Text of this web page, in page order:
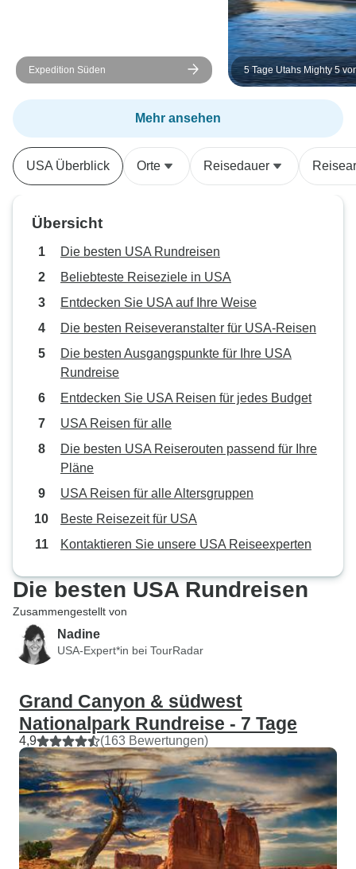
einem unvergesslichen Erlebnis
machen.
Dank für diese
Erfahrung.
Expedition Süden
5 Tage Utahs Mighty 5
Vegas aus
Mehr ansehen
USA Überblick Orte Reisedauer
Übersicht
Die besten USA Rundreisen
Beliebteste Reiseziele in USA
Entdecken Sie USA auf Ihre Weise
Die besten Reiseveranstalter für USA-Reisen
Die besten Ausgangspunkte für Ihre USA
Rundreise
Entdecken Sie USA Reisen für jedes Budget
USA Reisen für alle
Die besten USA Reiserouten passend für Ihre
Pläne
USA Reisen für alle Altersgruppen
Beste Reisezeit für USA
Kontaktieren Sie unsere USA Reiseexperten
Die besten USA Rundreisen
Zusammengestellt von
Nadine
USA-Expert*in bei TourRadar
Grand Canyon & südwest
Nationalpark Rundreise - 7 Tage
4,9 (163 Bewertungen)